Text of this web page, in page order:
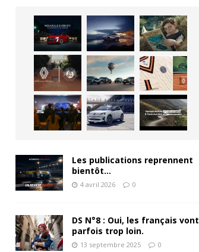
Les publications reprennent
bientôt…
4 avril 2026 0
DS N°8 : Oui, les français vont
parfois trop loin.
13 septembre 2025 0